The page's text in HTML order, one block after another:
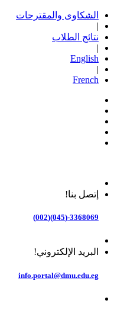
الشكاوى والمقترحات
|
نتائج الطلاب
|
English
|
French
إتصل بنا!
3368069-(045)(002)
البريد الإلكتروني!
info.portal@dmu.edu.eg